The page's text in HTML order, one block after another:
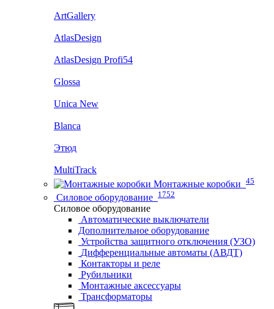
ArtGallery
AtlasDesign
AtlasDesign Profi54
Glossa
Unica New
Blanca
Этюд
MultiTrack
Монтажные коробки 45
Силовое оборудование 1752
Силовое оборудование
Автоматические выключатели
Дополнительное оборудование
Устройства защитного отключения (УЗО)
Дифференциальные автоматы (АВДТ)
Контакторы и реле
Рубильники
Монтажные аксессуары
Трансформаторы